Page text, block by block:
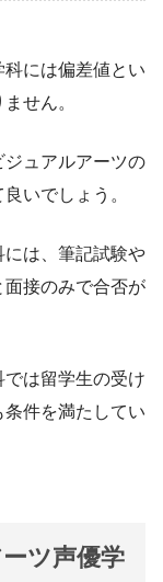
には偏差値とい
せん。
ジュアルアーツの
いでしょう。
は、筆記試験や
接のみで合否が
は留学生の受け
件を満たしてい
ツ声優学